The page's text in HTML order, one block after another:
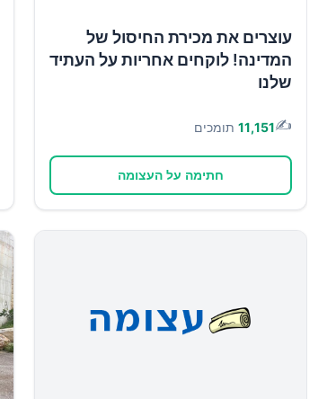
עוצרים את מכירת החיסול של
המדינה! לוקחים אחריות על העתיד
שלנו
✍️
11,151 תומכים
חתימה על העצומה